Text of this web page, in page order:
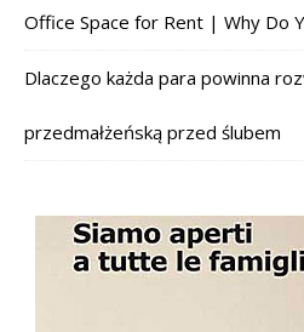
Office Space for Rent | Why Do
Dlaczego każda para powinna
przedmałżeńską przed ślubem